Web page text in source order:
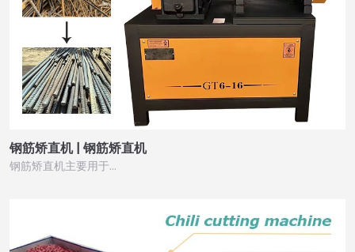
钢筋矫直机 | 钢筋矫直机
钢筋矫直机主要用于…